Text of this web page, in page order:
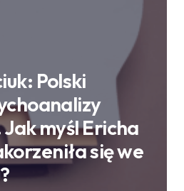
Polski
myśl Ericha
się we